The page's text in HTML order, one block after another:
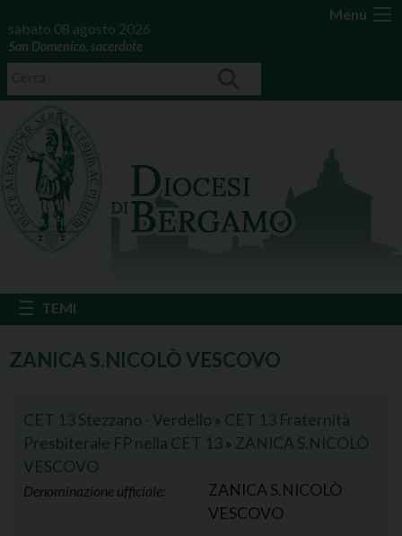
Menu
sabato 08 agosto 2026
San Domenico, sacerdote
ZANICA S.NICOLÒ VESCOVO
CET 13 Stezzano - Verdello » CET 13 Fraternità
Presbiterale FP nella CET 13» ZANICA S.NICOLÒ
VESCOVO
Denominazione ufficiale:
ZANICA S.NICOLÒ
VESCOVO